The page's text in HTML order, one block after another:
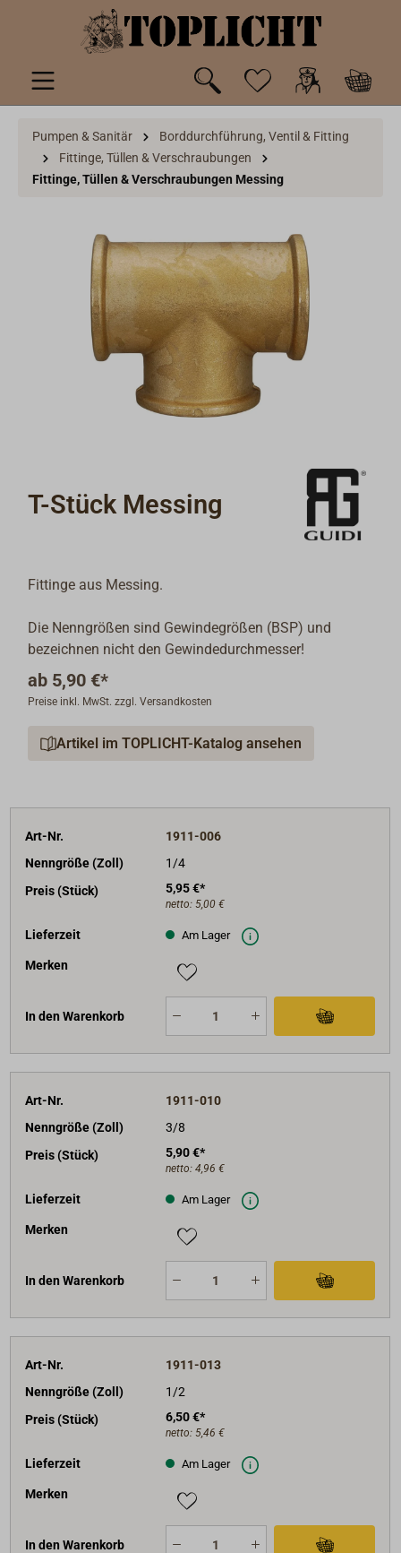
springen
Pumpen & Sanitär
Borddurchführung, Ventil & Fitting
Fittinge, Tüllen & Verschraubungen
Fittinge, Tüllen & Verschraubungen Messing
T-Stück Messing
Fittinge aus Messing.
Die Nenngrößen sind Gewindegrößen (BSP) und
bezeichnen nicht den Gewindedurchmesser!
ab 5,90 €*
Preise inkl. MwSt. zzgl. Versandkosten
Artikel im TOPLICHT-Katalog ansehen
Art-Nr.
1911-006
Nenngröße (Zoll)
1/4
Preis (Stück)
5,95 €*
netto: 5,00 €
Lieferzeit Am Lager
Merken
In den Warenkorb
Art-Nr.
1911-010
Nenngröße (Zoll)
3/8
Preis (Stück)
5,90 €*
netto: 4,96 €
Lieferzeit Am Lager
Merken
In den Warenkorb
Art-Nr.
1911-013
Nenngröße (Zoll)
1/2
Preis (Stück)
6,50 €*
netto: 5,46 €
Lieferzeit Am Lager
Merken
In den Warenkorb